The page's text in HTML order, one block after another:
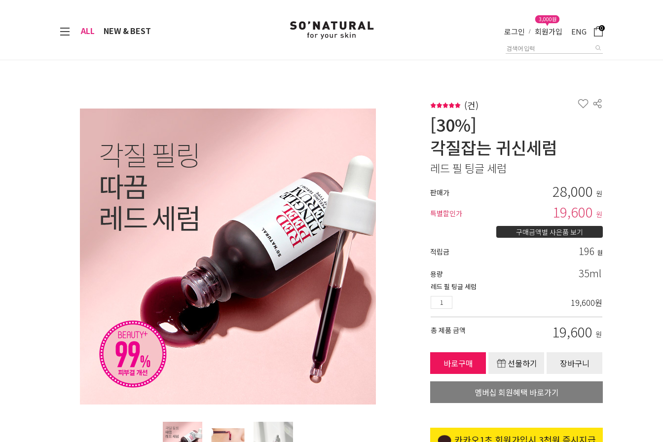
ALL NEW & BEST 로그인 / 회원가입
3,000원
ENG 0
(건)
[30%]
각질잡는 귀신세럼
레드 필 팅글 세럼
판매가 28,000 원
특별할인가
19,600 원
구매금액별 사은품 보기
적립금
196 원
용량 35ml
레드 필 팅글 세럼
19,600원
총 제품 금액 19,600 원
바로구매 선물하기 장바구니
멤버십 회원혜택 바로가기